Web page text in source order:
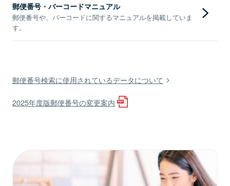
郵便番号・バーコードマニュアル
郵便番号や、バーコードに関するマニュアルを掲載していま
す。
郵便番号検索に使用されているデータについて
2025年度版郵便番号の変更案内